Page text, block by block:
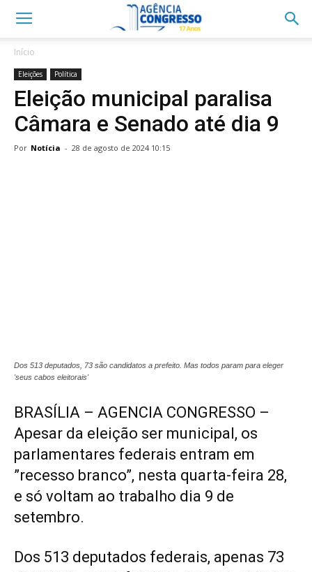
Início
Eleições Política
Eleição municipal paralisa
Câmara e Senado até dia 9
Por Notícia - 28 de agosto de 2024 10:15
Dos 513 deputados, 73 são candidatos a prefeito. Mas todos param para eleger
'seus cabos eleitorais'
BRASÍLIA – AGENCIA CONGRESSO –
Apesar da eleição ser municipal, os
parlamentares federais entram em
”recesso branco”, nesta quarta-feira 28,
e só voltam ao trabalho dia 9 de
setembro.
Dos 513 deputados federais, apenas 73